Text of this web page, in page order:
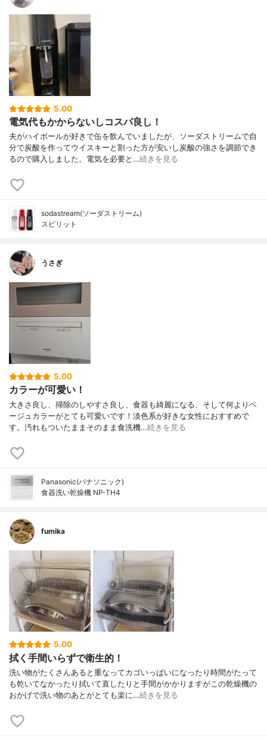
5.00
電気代もかからないしコスパ良し！
夫がハイボールが好きで缶を飲んでいましたが、ソーダストリームで自
分で炭酸を作ってウイスキーと割った方が安いし炭酸の強さを調節でき
るので購入しました。電気を必要と…続きを見る
sodastream(ソーダストリーム)
スピリット
うさぎ
5.00
カラーが可愛い！
大きさ良し、掃除のしやすさ良し、食器も綺麗になる、そして何よりベ
ージュカラーがとても可愛いです！淡色系が好きな女性におすすめで
す。汚れもついたままそのまま食洗機…続きを見る
Panasonic(パナソニック)
食器洗い乾燥機 NP-TH4
fumika
5.00
拭く手間いらずで衛生的！
洗い物がたくさんあると重なってカゴいっぱいになったり時間がたって
も乾いてなかったり拭いて直したりと手間がかかりますがこの乾燥機の
おかげで洗い物のあとがとても楽に…続きを見る